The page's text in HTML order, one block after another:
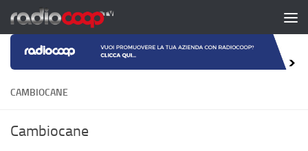
Salta al contenuto
CAMBIOCANE
Cambiocane